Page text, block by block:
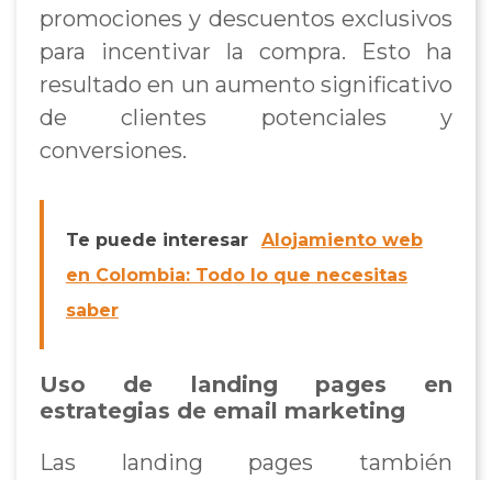
promociones y descuentos exclusivos
para incentivar la compra. Esto ha
resultado en un aumento significativo
de clientes potenciales y
conversiones.
Te puede interesar
Alojamiento web
en Colombia: Todo lo que necesitas
saber
Uso de landing pages en
estrategias de email marketing
Las landing pages también